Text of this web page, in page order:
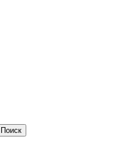
Поиск